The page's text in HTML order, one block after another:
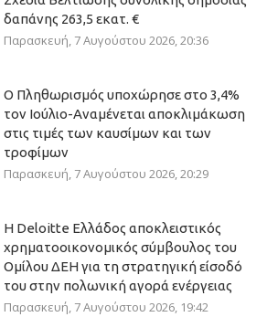
δαπάνης 263,5 εκατ. €
Παρασκευή, 7 Αυγούστου 2026, 20:36
Ο Πληθωρισμός υποχώρησε στο 3,4%
τον Ιούλιο-Αναμένεται αποκλιμάκωση
στις τιμές των καυσίμων και των
τροφίμων
Παρασκευή, 7 Αυγούστου 2026, 20:29
Η Deloitte Ελλάδος αποκλειστικός
χρηματοοικονομικός σύμβουλος του
Ομίλου ΔΕΗ για τη στρατηγική είσοδό
του στην πολωνική αγορά ενέργειας
Παρασκευή, 7 Αυγούστου 2026, 19:42